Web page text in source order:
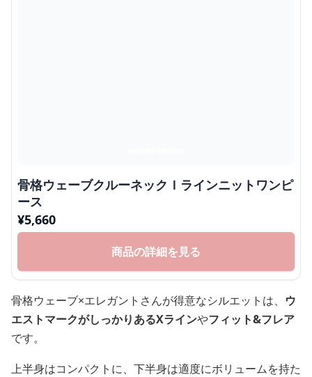
骨格ウェーブクルーネックＩラインニットワンピ
ース
¥5,660
商品の詳細を見る
骨格ウェーブ×エレガントさんが得意なシルエットは、 ウ
エストマークがしっかりあるXラインやフィット&フレア
です。
上半身はコンパクトに、下半身は適度にボリュームを持た